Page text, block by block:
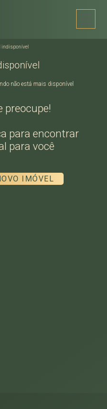
indisponível
não está mais disponível
preocupe!
para encontrar
para você
IMÓVEL